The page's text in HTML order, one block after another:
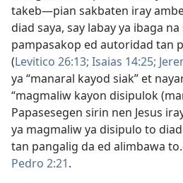
takeb—pian sakbaten iray
diad saya, say labay ya ibaga
pampasakop ed autoridad tan
(Levitico 26:13; Isaias 14:25;
ya “manaral kayod siak” et
“magmaliw kayon disipulok
Papasesegen sirin nen Jesus
ya magmaliw ya disipulo to
tan pangalig da ed alimbawa
Pedro 2:21.